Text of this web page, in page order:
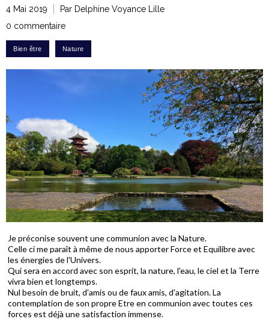
4 Mai 2019
Par Delphine Voyance Lille
0 commentaire
Je préconise souvent une communion avec la Nature.
Celle ci me paraît à même de nous apporter Force et Equilibre avec
les énergies de l'Univers.
Qui sera en accord avec son esprit, la nature, l'eau, le ciel et la Terre
vivra bien et longtemps.
Nul besoin de bruit, d'amis ou de faux amis, d'agitation. La
contemplation de son propre Etre en communion avec toutes ces
forces est déjà une satisfaction immense.